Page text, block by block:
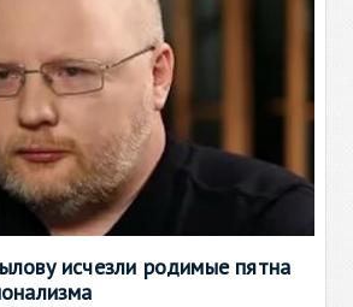
исчезли родимые пятна